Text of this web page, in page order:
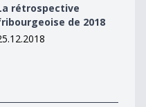
rétrospective
de 2018